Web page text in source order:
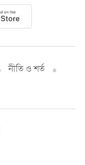
নীতি ও শর্ত